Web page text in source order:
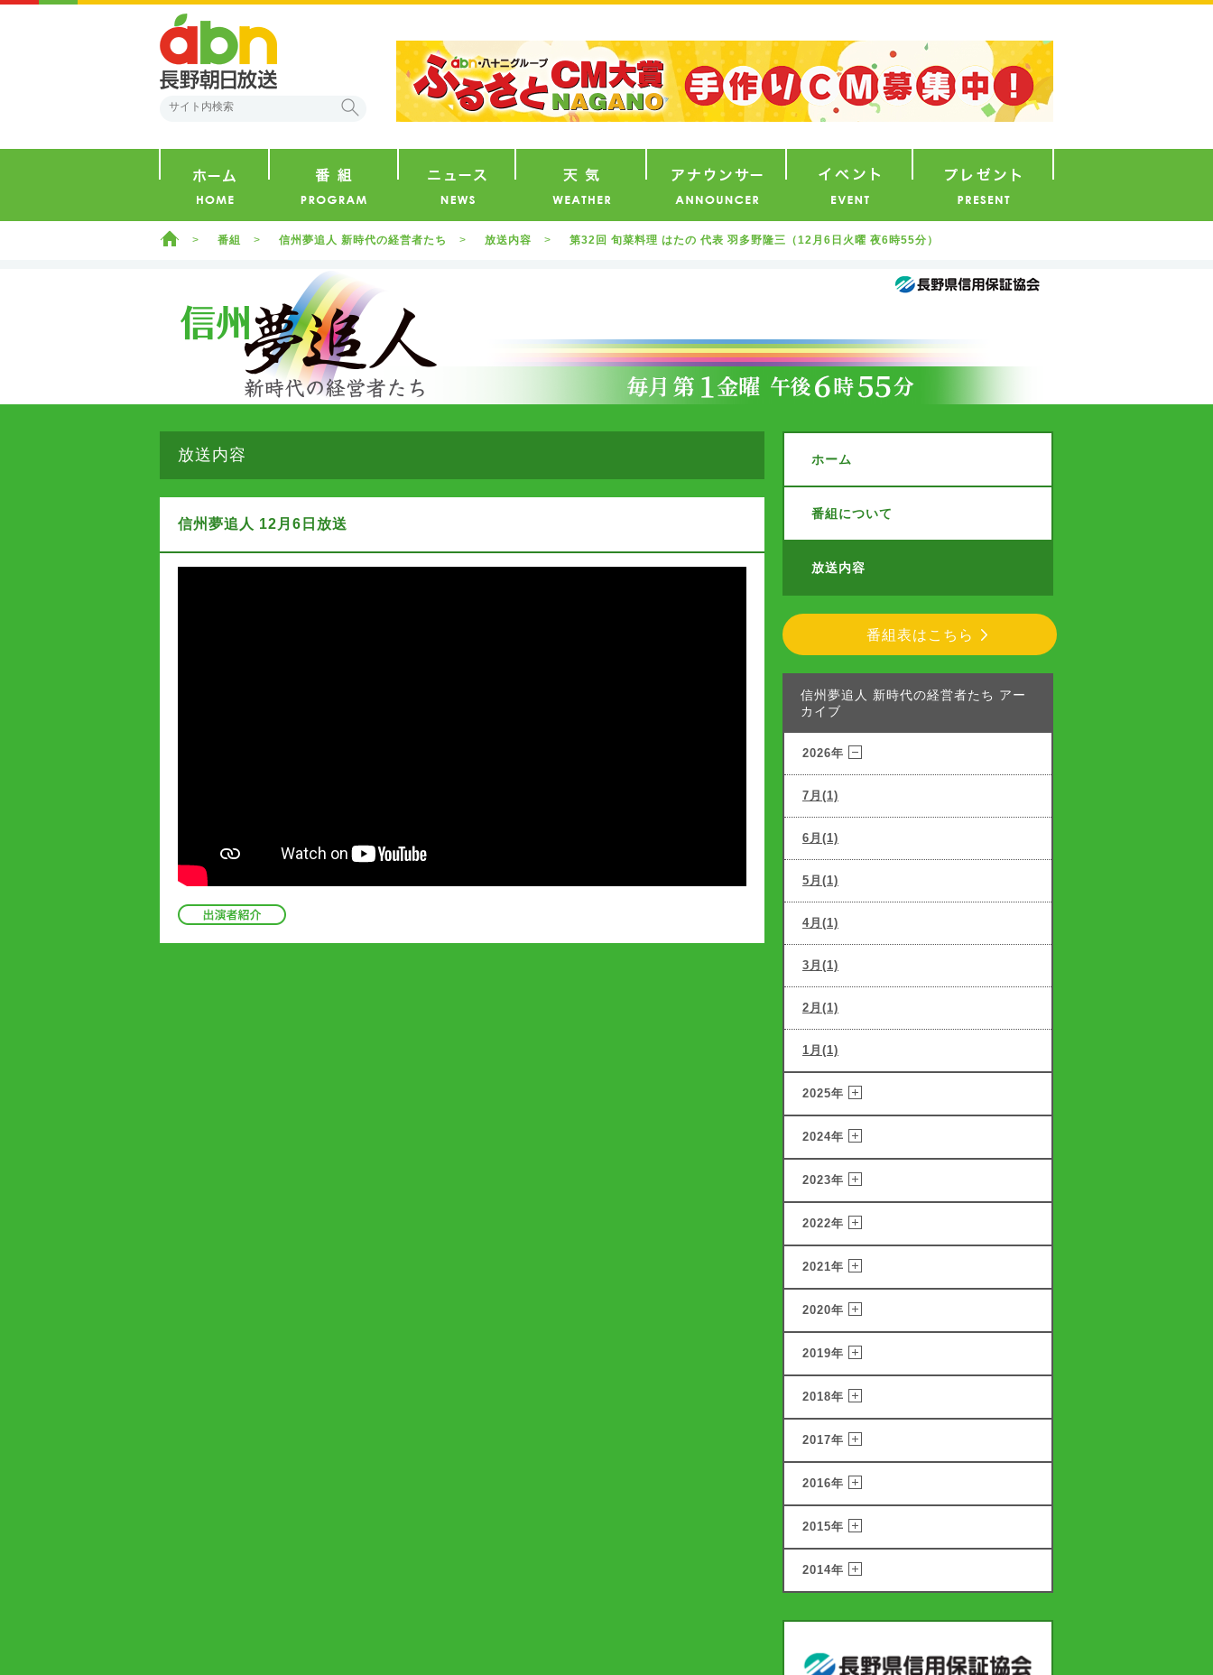
ホーム 番組 信州夢追人 新時代の経営者たち 放送内容 第32回 旬菜料理 はたの 代表 羽多野隆三（12月6日火曜 夜6時55分）
放送内容
信州夢追人 12月6日放送
ホーム
番組について
放送内容
番組表はこちら
信州夢追人 新時代の経営者たち アー
カイブ
2026年
7月(1)
6月(1)
5月(1)
4月(1)
3月(1)
2月(1)
1月(1)
2025年
2024年
2023年
2022年
2021年
2020年
2019年
2018年
2017年
2016年
2015年
2014年